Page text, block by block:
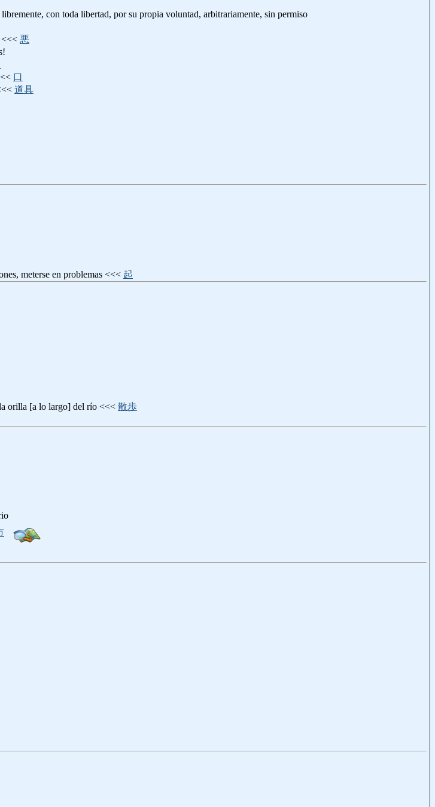
con toda libertad, por su propia voluntad, arbitrariamente, sin permiso
<<< 悪
口
道具
meterse en problemas <<< 起
orilla [a lo largo] del río <<< 散歩